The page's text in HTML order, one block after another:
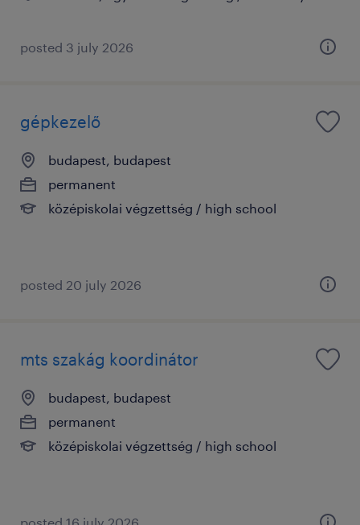
posted 3 july 2026
gépkezelő
budapest, budapest
permanent
középiskolai végzettség / high school
posted 20 july 2026
mts szakág koordinátor
budapest, budapest
permanent
középiskolai végzettség / high school